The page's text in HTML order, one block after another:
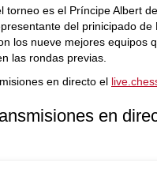
torneo es el Príncipe Albert
del prinicipado de
los nueve mejores equipos
las rondas previas.
en directo el
en